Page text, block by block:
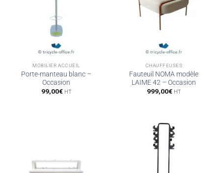
MOBILIER ACCUEIL
Porte-manteau blanc –
Occasion
99,00€ HT
CHAUFFEUSES
Fauteuil NOMA modèle
LAIME 42 – Occasion
999,00€ HT